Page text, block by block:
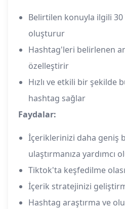
Belirtilen konuyla ilgili
oluşturur
Hashtag'leri belirlenen
özelleştirir
Hızlı ve etkili bir şekilde
hashtag sağlar
Faydalar:
İçeriklerinizi daha geniş
ulaştırmanıza yardımcı
Tiktok'ta keşfedilme
İçerik stratejinizi
Hashtag araştırma ve